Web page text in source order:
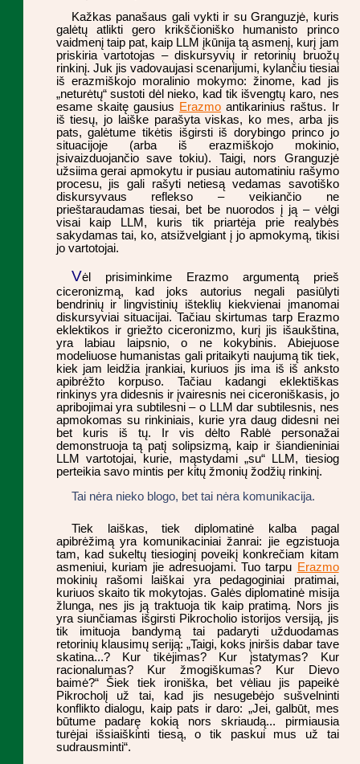
Kažkas panašaus gali vykti ir su Granguzjė, kuris
galėtų atlikti gero krikščioniško humanisto princo
vaidmenį taip pat, kaip LLM įkūnija tą asmenį, kurį jam
priskiria vartotojas – diskursyvių ir retorinių bruožų
rinkinį. Juk jis vadovaujasi scenarijumi, kylančiu tiesiai
iš erazmiškojo moralinio mokymo: žinome, kad jis
„neturėtų“ sustoti dėl nieko, kad tik išvengtų karo, nes
esame skaitę gausius Erazmo antikarinius raštus. Ir
iš tiesų, jo laiške parašyta viskas, ko mes, arba jis
pats, galėtume tikėtis išgirsti iš dorybingo princo jo
situacijoje (arba iš erazmiškojo mokinio,
įsivaizduojančio save tokiu). Taigi, nors Granguzjė
užsiima gerai apmokytu ir pusiau automatiniu rašymo
procesu, jis gali rašyti netiesą vedamas savotiško
diskursyvaus reflekso – veikiančio ne
prieštaraudamas tiesai, bet be nuorodos į ją – vėlgi
visai kaip LLM, kuris tik priartėja prie realybės
sakydamas tai, ko, atsižvelgiant į jo apmokymą, tikisi
jo vartotojai.
Vėl prisiminkime Erazmo argumentą prieš
ciceronizmą, kad joks autorius negali pasiūlyti
bendrinių ir lingvistinių išteklių kiekvienai įmanomai
diskursyviai situacijai. Tačiau skirtumas tarp Erazmo
eklektikos ir griežto ciceronizmo, kurį jis išaukština,
yra labiau laipsnio, o ne kokybinis. Abiejuose
modeliuose humanistas gali pritaikyti naujumą tik tiek,
kiek jam leidžia įrankiai, kuriuos jis ima iš iš anksto
apibrėžto korpuso. Tačiau kadangi eklektiškas
rinkinys yra didesnis ir įvairesnis nei ciceroniškasis, jo
apribojimai yra subtilesni – o LLM dar subtilesnis, nes
apmokomas su rinkiniais, kurie yra daug didesni nei
bet kuris iš tų. Ir vis dėlto Rablė personažai
demonstruoja tą patį solipsizmą, kaip ir šiandieniniai
LLM vartotojai, kurie, mąstydami „su“ LLM, tiesiog
perteikia savo mintis per kitų žmonių žodžių rinkinį.
Tai nėra nieko blogo, bet tai nėra komunikacija.
Tiek laiškas, tiek diplomatinė kalba pagal
apibrėžimą yra komunikaciniai žanrai: jie egzistuoja
tam, kad sukeltų tiesioginį poveikį konkrečiam kitam
asmeniui, kuriam jie adresuojami. Tuo tarpu Erazmo
mokinių rašomi laiškai yra pedagoginiai pratimai,
kuriuos skaito tik mokytojas. Galės diplomatinė misija
žlunga, nes jis ją traktuoja tik kaip pratimą. Nors jis
yra siunčiamas išgirsti Pikrocholio istorijos versiją, jis
tik imituoja bandymą tai padaryti užduodamas
retorinių klausimų seriją: „Taigi, koks įniršis dabar tave
skatina...? Kur tikėjimas? Kur įstatymas? Kur
racionalumas? Kur žmogiškumas? Kur Dievo
baimė?“ Šiek tiek ironiška, bet vėliau jis papeikė
Pikrocholį už tai, kad jis nesugebėjo sušvelninti
konflikto dialogu, kaip pats ir daro: „Jei, galbūt, mes
būtume padarę kokią nors skriaudą... pirmiausia
turėjai išsiaiškinti tiesą, o tik paskui mus už tai
sudrausminti“.